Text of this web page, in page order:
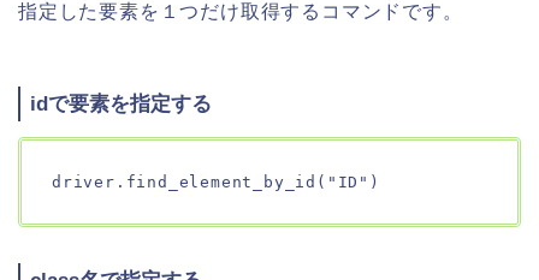
指定した要素を１つだけ取得するコマンドです。
idで要素を指定する
driver.find_element_by_id("ID")